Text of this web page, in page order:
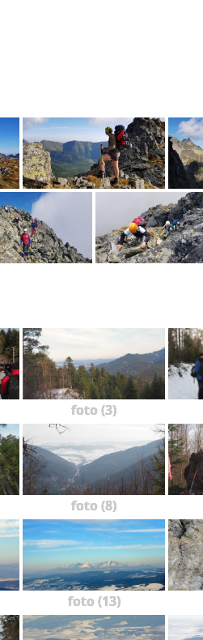
foto (3)
foto (8)
foto (13)